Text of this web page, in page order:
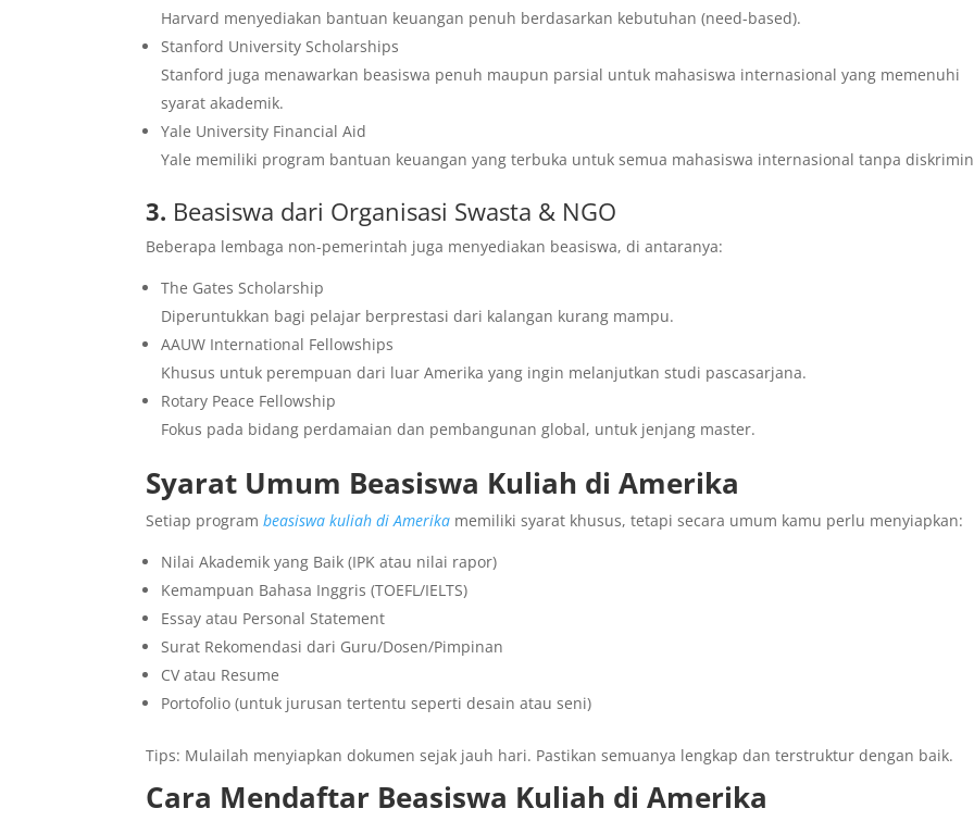
Harvard menyediakan bantuan keuangan penuh berdasarkan kebutuhan (need-based).
Stanford University Scholarships
Stanford juga menawarkan beasiswa penuh maupun parsial untuk mahasiswa internasional yang memenuhi
syarat akademik.
Yale University Financial Aid
Yale memiliki program bantuan keuangan yang terbuka untuk semua mahasiswa internasional tanpa
3. Beasiswa dari Organisasi Swasta & NGO
Beberapa lembaga non-pemerintah juga menyediakan beasiswa, di antaranya:
The Gates Scholarship
Diperuntukkan bagi pelajar berprestasi dari kalangan kurang mampu.
AAUW International Fellowships
Khusus untuk perempuan dari luar Amerika yang ingin melanjutkan studi pascasarjana.
Rotary Peace Fellowship
Fokus pada bidang perdamaian dan pembangunan global, untuk jenjang master.
Syarat Umum Beasiswa Kuliah di Amerika
Setiap programbeasiswa kuliah di Amerika memiliki syarat khusus, tetapi secara umum kamu perlu menyiapkan:
Nilai Akademik yang Baik (IPK atau nilai rapor)
Kemampuan Bahasa Inggris (TOEFL/IELTS)
Essay atau Personal Statement
Surat Rekomendasi dari Guru/Dosen/Pimpinan
CV atau Resume
Portofolio (untuk jurusan tertentu seperti desain atau seni)
Tips: Mulailah menyiapkan dokumen sejak jauh hari. Pastikan semuanya lengkap dan terstruktur dengan baik.
Cara Mendaftar Beasiswa Kuliah di Amerika